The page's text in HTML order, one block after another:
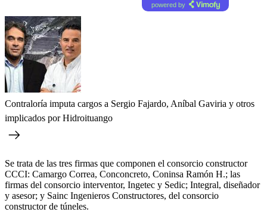
powered by
Contraloría imputa cargos a Sergio Fajardo, Aníbal Gaviria y otros
implicados por Hidroituango
Se trata de las tres firmas que componen el consorcio constructor
CCCI: Camargo Correa, Conconcreto, Coninsa Ramón H.; las
firmas del consorcio interventor, Ingetec y Sedic; Integral, diseñador
y asesor; y Sainc Ingenieros Constructores, del consorcio
constructor de túneles.